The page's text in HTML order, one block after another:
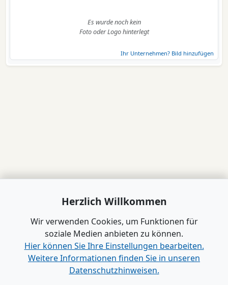
Es wurde noch kein
Foto oder Logo hinterlegt
Ihr Unternehmen? Bild hinzufügen
Herzlich Willkommen
Wir verwenden Cookies, um Funktionen für
soziale Medien anbieten zu können.
Hier können Sie Ihre Einstellungen bearbeiten.
Weitere Informationen finden Sie in unseren
Datenschutzhinweisen.